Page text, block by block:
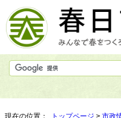
現在の位置： トップページ > 市政